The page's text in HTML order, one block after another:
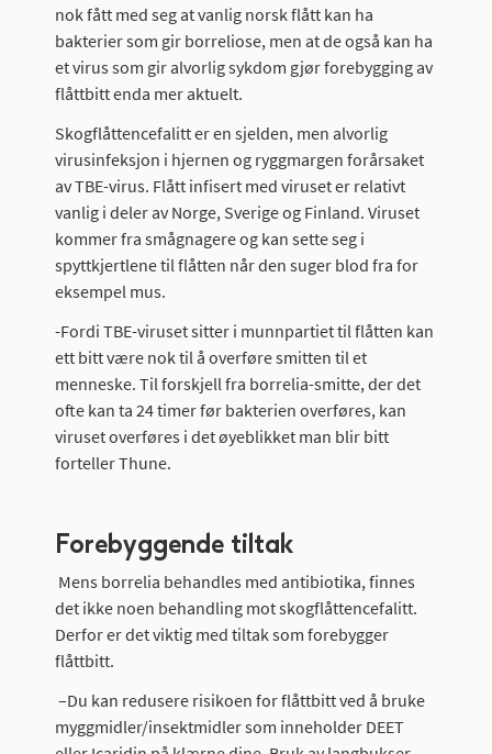
nok fått med seg at vanlig norsk flått kan ha
bakterier som gir borreliose, men at de også kan ha
et virus som gir alvorlig sykdom gjør forebygging av
flåttbitt enda mer aktuelt.
Skogflåttencefalitt er en sjelden, men alvorlig
virusinfeksjon i hjernen og ryggmargen forårsaket
av TBE-virus. Flått infisert med viruset er relativt
vanlig i deler av Norge, Sverige og Finland. Viruset
kommer fra smågnagere og kan sette seg i
spyttkjertlene til flåtten når den suger blod fra for
eksempel mus.
-Fordi TBE-viruset sitter i munnpartiet til flåtten kan
ett bitt være nok til å overføre smitten til et
menneske. Til forskjell fra borrelia-smitte, der det
ofte kan ta 24 timer før bakterien overføres, kan
viruset overføres i det øyeblikket man blir bitt
forteller Thune.
Forebyggende tiltak
Mens borrelia behandles med antibiotika, finnes
det ikke noen behandling mot skogflåttencefalitt.
Derfor er det viktig med tiltak som forebygger
flåttbitt.
–Du kan redusere risikoen for flåttbitt ved å bruke
myggmidler/insektmidler som inneholder DEET